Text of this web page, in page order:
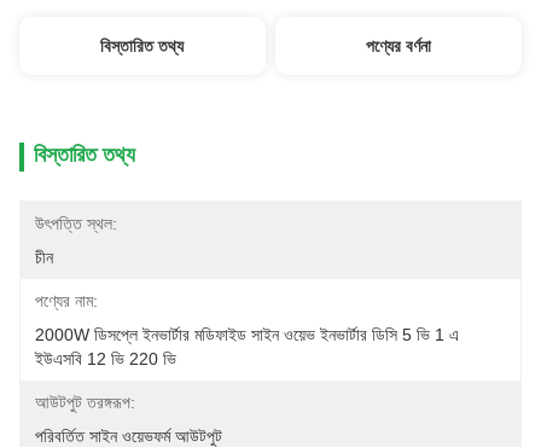
বিস্তারিত তথ্য পণ্যের বর্ণনা
বিস্তারিত তথ্য
উৎপত্তি স্থল:
চীন
পণ্যের নাম:
2000W ডিসপ্লে ইনভার্টার মডিফাইড সাইন ওয়েভ ইনভার্টার ডিসি 5 ভি 1 এ
ইউএসবি 12 ভি 220 ভি
আউটপুট তরঙ্গরূপ:
পরিবর্তিত সাইন ওয়েভফর্ম আউটপুট